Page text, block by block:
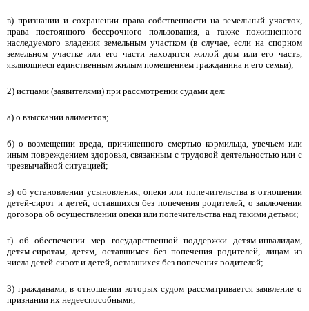
в) признании и сохранении права собственности на земельный участок,
права постоянного бессрочного пользования, а также пожизненного
наследуемого владения земельным участком (в случае, если на спорном
земельном участке или его части находятся жилой дом или его часть,
являющиеся единственным жилым помещением гражданина и его семьи);
2) истцами (заявителями) при рассмотрении судами дел:
а) о взыскании алиментов;
б) о возмещении вреда, причиненного смертью кормильца, увечьем или
иным повреждением здоровья, связанным с трудовой деятельностью или с
чрезвычайной ситуацией;
в) об установлении усыновления, опеки или попечительства в отношении
детей-сирот и детей, оставшихся без попечения родителей, о заключении
договора об осуществлении опеки или попечительства над такими детьми;
г) об обеспечении мер государственной поддержки детям-инвалидам,
детям-сиротам, детям, оставшимся без попечения родителей, лицам из
числа детей-сирот и детей, оставшихся без попечения родителей;
3) гражданами, в отношении которых судом рассматривается заявление о
признании их недееспособными;